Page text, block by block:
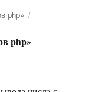
php»
php»